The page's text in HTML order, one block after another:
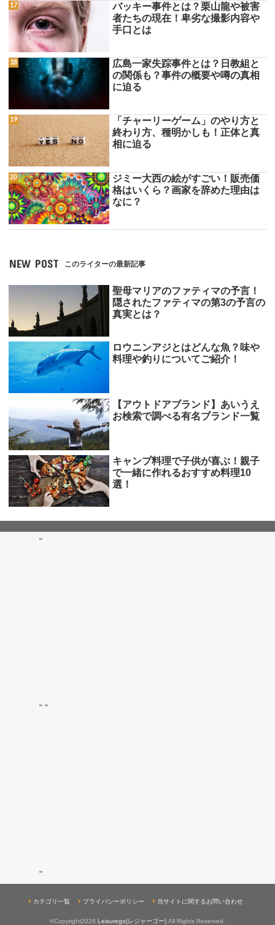
バッキー事件とは？栗山龍や被害
者たちの現在！卑劣な撮影内容や
手口とは
広島一家失踪事件とは？日教組と
の関係も？事件の概要や噂の真相
に迫る
「チャーリーゲーム」のやり方と
終わり方、種明かしも！正体と真
相に迫る
ジミー大西の絵がすごい！販売価
格はいくら？画家を辞めた理由は
なに？
NEW POST このライターの最新記事
聖母マリアのファティマの予言！
隠されたファティマの第3の予言の
真実とは？
ロウニンアジとはどんな魚？味や
料理や釣りについてご紹介！
【アウトドアブランド】あいうえ
お検索で調べる有名ブランド一覧
キャンプ料理で子供が喜ぶ！親子
で一緒に作れるおすすめ料理10
選！
"
" "
"
カテゴリ一覧 プライバシーポリシー 当サイトに関するお問い合わせ
©Copyright2026 Leisurego(レジャーゴー) .All Rights Reserved.